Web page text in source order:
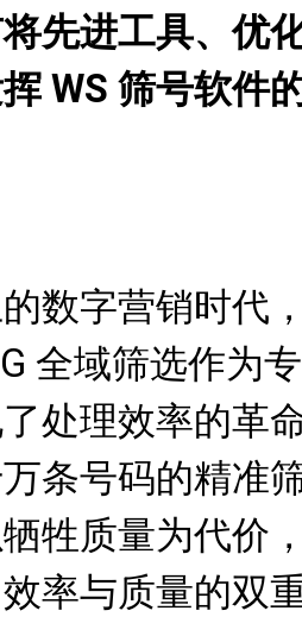
先进工具、优
WS 筛号软件
数字营销时代
全域筛选作为
处理效率的革
条号码的精准
牲质量为代价
率与质量的双